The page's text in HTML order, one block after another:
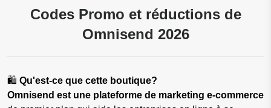
Codes Promo et réductions de
Omnisend 2026
🛍️ Qu'est-ce que cette boutique?
Omnisend est une plateforme de marketing e-commerce